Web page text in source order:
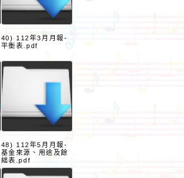
40) 112年3月月報-
平衡表.pdf
48) 112年5月月報-
基金來源、用途及餘
絀表.pdf